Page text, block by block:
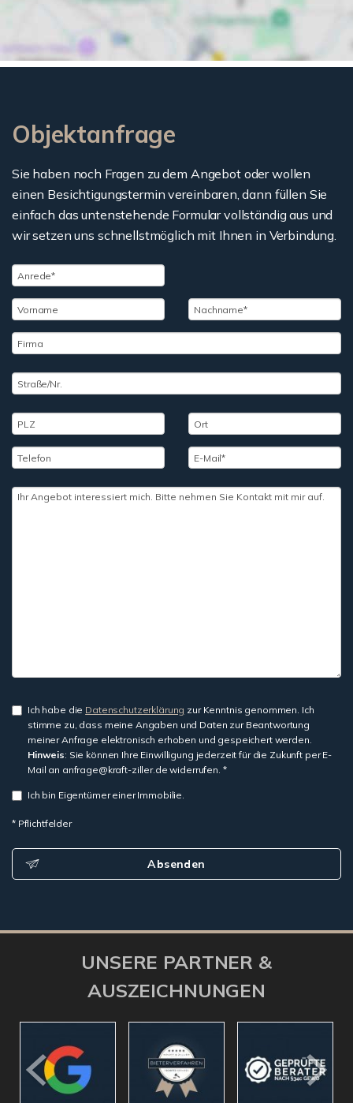
Objektanfrage
Sie haben noch Fragen zu dem Angebot oder wollen
einen Besichtigungstermin vereinbaren, dann füllen Sie
einfach das untenstehende Formular vollständig aus und
wir setzen uns schnellstmöglich mit Ihnen in Verbindung.
Ich habe die Datenschutzerklärung zur Kenntnis genommen. Ich
stimme zu, dass meine Angaben und Daten zur Beantwortung
meiner Anfrage elektronisch erhoben und gespeichert werden.
Hinweis: Sie können Ihre Einwilligung jederzeit für die Zukunft per E-
Mail an anfrage@kraft-ziller.de widerrufen. *
Ich bin Eigentümer einer Immobilie.
* Pflichtfelder
Absenden
UNSERE PARTNER &
AUSZEICHNUNGEN